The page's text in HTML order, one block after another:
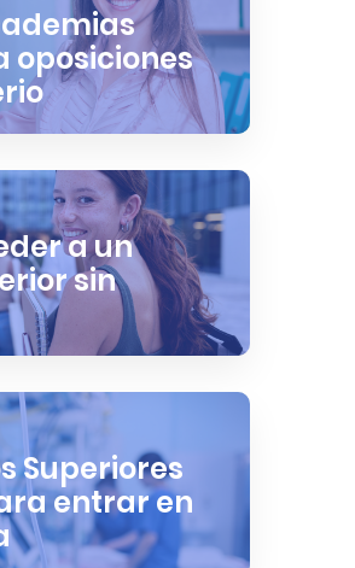
oposiciones
a un
sin
Superiores
entrar en